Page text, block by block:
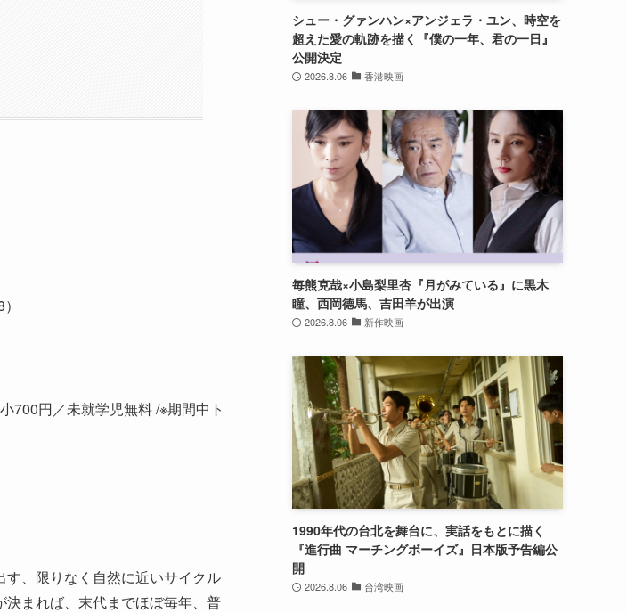
700円／未就学児無料 /※期間中ト
、限りなく自然に近いサイクル
まれば、末代までほぼ毎年、普
シュー・グァンハン×アンジェラ・ユン、時空を
超えた愛の軌跡を描く『僕の一年、君の一日』
公開決定
2026.8.06 香港映画
毎熊克哉×小島梨里杏『月がみている』に黒木
瞳、西岡德馬、吉田羊が出演
2026.8.06 新作映画
1990年代の台北を舞台に、実話をもとに描く
『進行曲 マーチングボーイズ』日本版予告編公
開
2026.8.06 台湾映画